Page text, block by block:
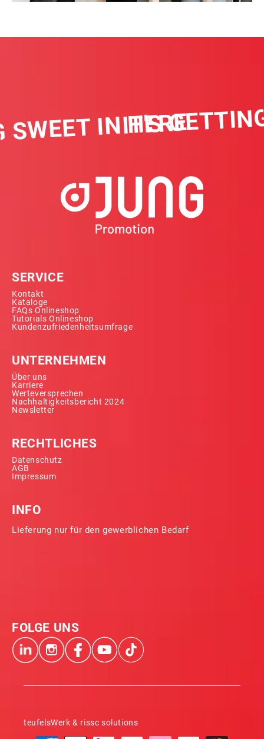
IN HERE
IT'S
SERVICE
Kontakt
Kataloge
FAQs Onlineshop
Tutorials Onlineshop
Kundenzufriedenheitsumfrage
UNTERNEHMEN
Über uns
Karriere
Werteversprechen
Nachhaltigkeitsbericht 2024
Newsletter
RECHTLICHES
Datenschutz
AGB
Impressum
INFO
Lieferung nur für den gewerblichen Bedarf
FOLGE UNS
teufelsWerk & rissc solutions